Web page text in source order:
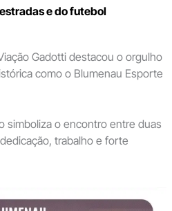
e do futebol
Gadotti destacou o orgulho
como o Blumenau Esporte
simboliza o encontro entre duas
trabalho e forte